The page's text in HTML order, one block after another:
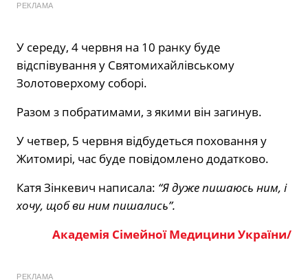
РЕКЛАМА
У середу, 4 червня на 10 ранку буде
відспівування у Святомихайлівському
Золотоверхому соборі.
Разом з побратимами, з якими він загинув.
У четвер, 5 червня відбудеться поховання у
Житомирі, час буде повідомлено додатково.
Катя Зінкевич написала: “Я дуже пишаюсь ним, і
хочу, щоб ви ним пишались”.
Академія Сімейної Медицини України/
РЕКЛАМА